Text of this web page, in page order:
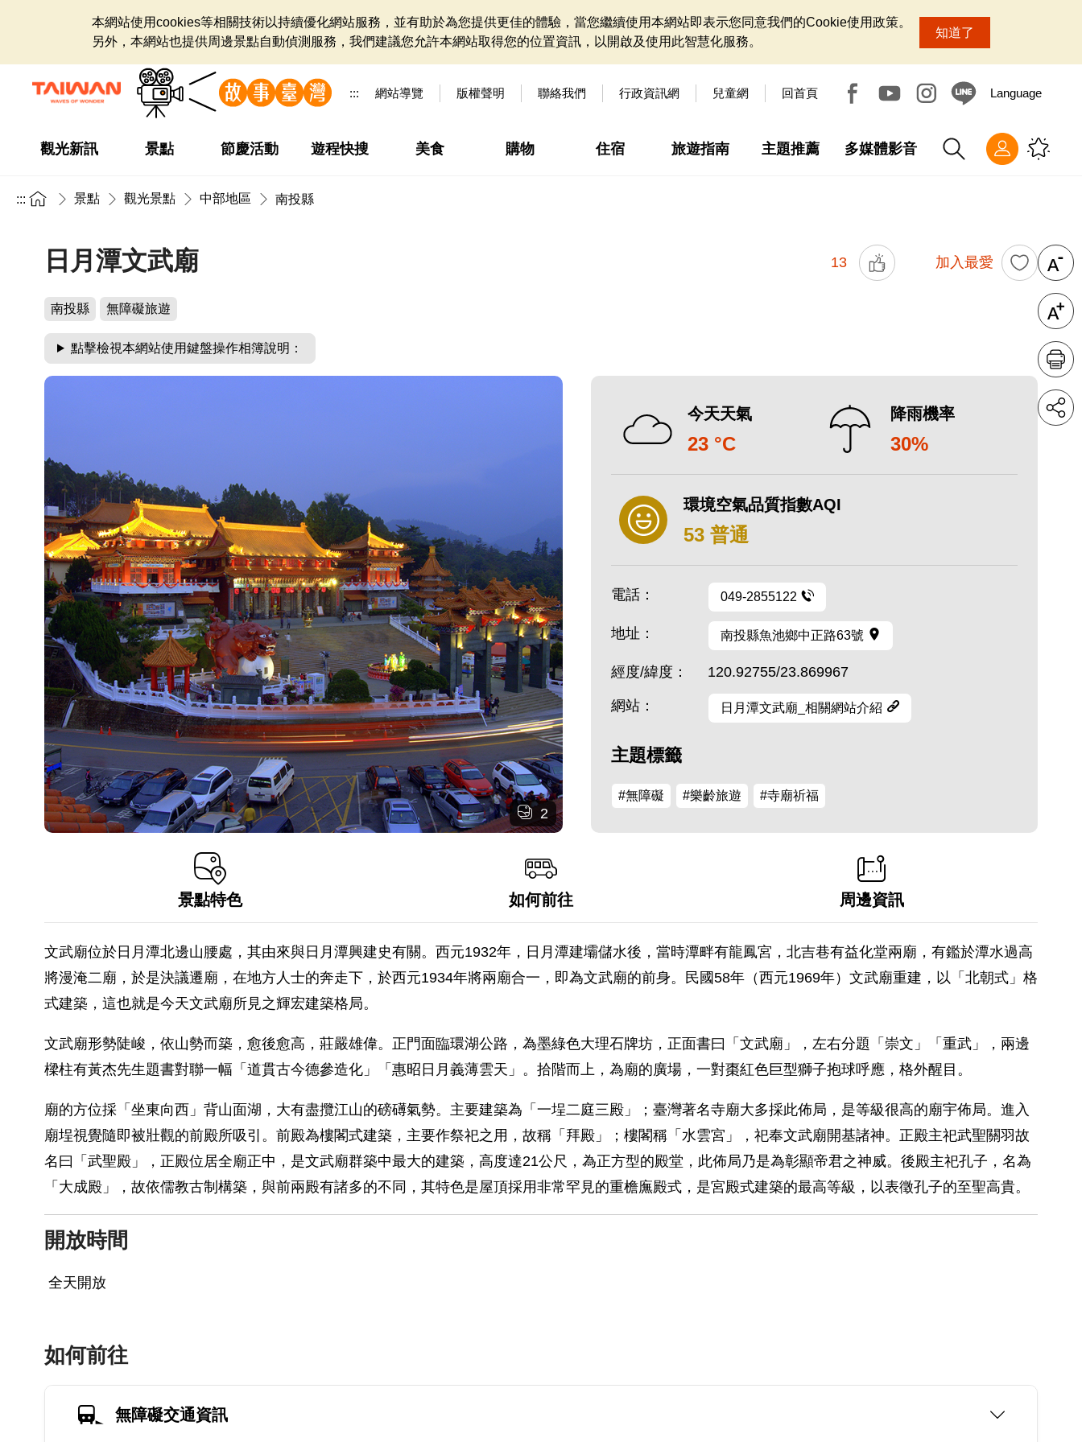
本網站使用cookies等相關技術以持續優化網站服務，並有助於為您提供更佳的體驗，當您繼續使用本網站即表示您同意我們的Cookie使用政策。
另外，本網站也提供周邊景點自動偵測服務，我們建議您允許本網站取得您的位置資訊，以開啟及使用此智慧化服務。
知道了
::: 網站導覽 版權聲明 聯絡我們 行政資訊網 兒童網 回首頁 Language
觀光新訊 景點 節慶活動 遊程快搜 美食 購物 住宿 旅遊指南 主題推薦 多媒體影音
::: 景點 觀光景點 中部地區 南投縣
日月潭文武廟 13 加入最愛
南投縣 無障礙旅遊
點擊檢視本網站使用鍵盤操作相簿說明：
2
今天天氣
23 °C
降雨機率
30%
環境空氣品質指數AQI
53 普通
電話： 049-2855122
地址： 南投縣魚池鄉中正路63號
經度/緯度： 120.92755/23.869967
網站： 日月潭文武廟_相關網站介紹
主題標籤
#無障礙 #樂齡旅遊 #寺廟祈福
景點特色 如何前往 周邊資訊
文武廟位於日月潭北邊山腰處，其由來與日月潭興建史有關。西元1932年，日月潭建壩儲水後，當時潭畔有龍鳳宮，北吉巷有益化堂兩廟，有鑑於潭水過高
將漫淹二廟，於是決議遷廟，在地方人士的奔走下，於西元1934年將兩廟合一，即為文武廟的前身。民國58年（西元1969年）文武廟重建，以「北朝式」格
式建築，這也就是今天文武廟所見之輝宏建築格局。
文武廟形勢陡峻，依山勢而築，愈後愈高，莊嚴雄偉。正門面臨環湖公路，為墨綠色大理石牌坊，正面書曰「文武廟」，左右分題「崇文」「重武」，兩邊
樑柱有黃杰先生題書對聯一幅「道貫古今德參造化」「惠昭日月義薄雲天」。拾階而上，為廟的廣場，一對棗紅色巨型獅子抱球呼應，格外醒目。
廟的方位採「坐東向西」背山面湖，大有盡攬江山的磅礡氣勢。主要建築為「一埕二庭三殿」；臺灣著名寺廟大多採此佈局，是等級很高的廟宇佈局。進入
廟埕視覺隨即被壯觀的前殿所吸引。前殿為樓閣式建築，主要作祭祀之用，故稱「拜殿」；樓閣稱「水雲宮」，祀奉文武廟開基諸神。正殿主祀武聖關羽故
名曰「武聖殿」，正殿位居全廟正中，是文武廟群築中最大的建築，高度達21公尺，為正方型的殿堂，此佈局乃是為彰顯帝君之神威。後殿主祀孔子，名為
「大成殿」，故依儒教古制構築，與前兩殿有諸多的不同，其特色是屋頂採用非常罕見的重檐廡殿式，是宮殿式建築的最高等級，以表徵孔子的至聖高貴。
開放時間
全天開放
如何前往
無障礙交通資訊